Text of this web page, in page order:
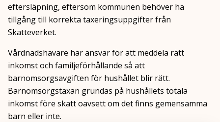
eftersläpning, eftersom kommunen behöver ha
tillgång till korrekta taxeringsuppgifter från
Skatteverket.
Vårdnadshavare har ansvar för att meddela rätt
inkomst och familjeförhållande så att
barnomsorgsavgiften för hushållet blir rätt.
Barnomsorgstaxan grundas på hushållets totala
inkomst före skatt oavsett om det finns gemensamma
barn eller inte.